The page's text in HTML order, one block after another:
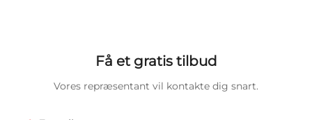
Få et gratis tilbud
Vores repræsentant vil kontakte dig snart.